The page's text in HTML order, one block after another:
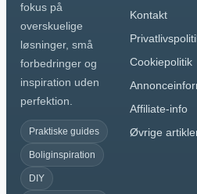
fokus på
overskuelige
løsninger, små
forbedringer og
inspiration uden
perfektion.
Praktiske guides
Boliginspiration
DIY
Kontakt
Cookiepolitik
Affiliate-info
Øvrige